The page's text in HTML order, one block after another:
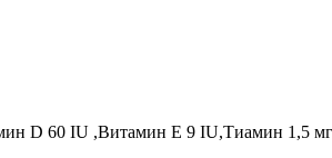
D 60 IU ,Витамин E 9 IU,Тиамин 1,5